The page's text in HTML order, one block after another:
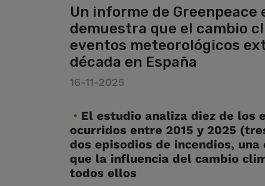
Un informe de Greenpeace
demuestra que el cambio
eventos meteorológicos
década en España
16-11-2025
El estudio analiza diez de los
ocurridos entre 2015 y 2025
dos episodios de incendios,
que la influencia del cambio
todos ellos